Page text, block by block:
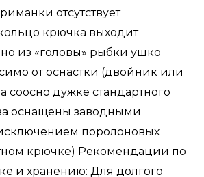
отсутствует
крючка выходит
из «головы» рыбки ушко
от оснастки (двойник или
соосно дужке стандартного
оснащены заводными
поролоновых
крючке) Рекомендации по
и хранению: Для долгого